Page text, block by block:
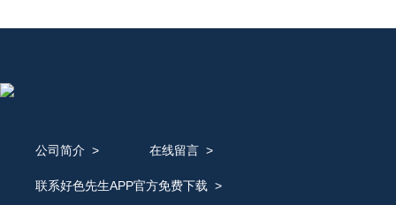
公司简介 > 在线留言>
联系好色先生APP官方免费下载 >